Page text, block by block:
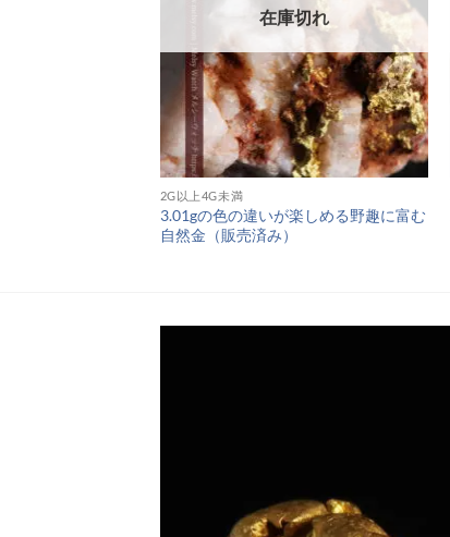
在庫切れ
2G以上4G未満
3.01gの色の違いが楽しめる野趣に富む
自然金（販売済み）